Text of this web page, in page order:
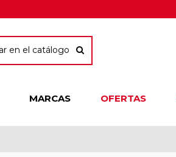
MARCAS OFERTAS